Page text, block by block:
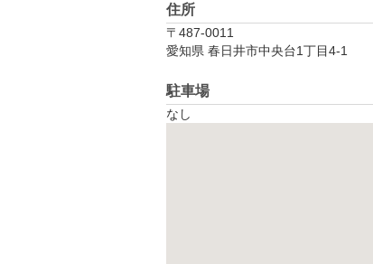
住所
〒487-0011
愛知県 春日井市中央台1丁目4-1
駐車場
なし